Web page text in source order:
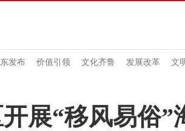
发布 价值引领 文化齐鲁 发展改革 文
展“移风易俗”